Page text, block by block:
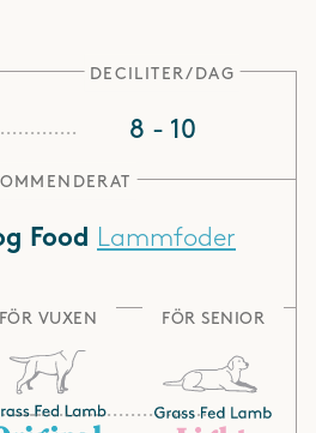
DECILITER/DAG
8 - 10
Food Lammfoder
FÖR VUXEN FÖR SENIOR